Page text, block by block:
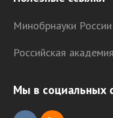
Минобрнауки России
Российская
Мы в социальных